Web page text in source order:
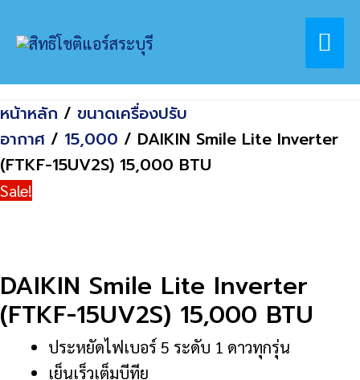
Home
สินค้า
DAIKIN Smile Lite Inverter (FTKF-15UV2S)
หน้าหลัก / ขนาดเครื่องปรับ
อากาศ / 15,000 / DAIKIN Smile Lite Inverter
(FTKF-15UV2S) 15,000 BTU
Sale!
DAIKIN Smile Lite Inverter
(FTKF-15UV2S) 15,000 BTU
ประหยัดไฟเบอร์ 5 ระดับ 1 ดาวทุกรุ่น
เย็นเร็วเต็มบีทียู